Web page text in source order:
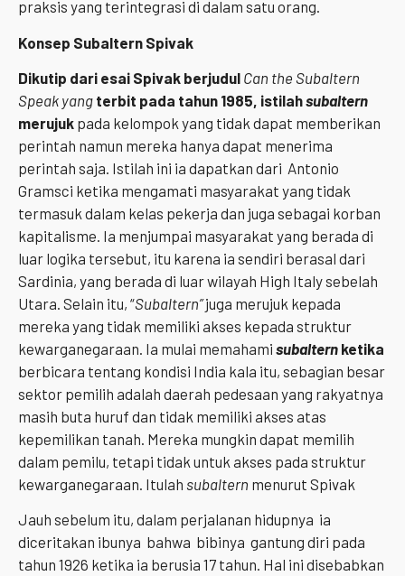
praksis yang terintegrasi di dalam satu orang.
Konsep Subaltern Spivak
Dikutip dari esai Spivak berjudul Can the Subaltern
Speak yang terbit pada tahun 1985, istilahsubaltern
merujuk pada kelompok yang tidak dapat memberikan
perintah namun mereka hanya dapat menerima
perintah saja. Istilah ini ia dapatkan dari Antonio
Gramsci ketika mengamati masyarakat yang tidak
termasuk dalam kelas pekerja dan juga sebagai korban
kapitalisme. Ia menjumpai masyarakat yang berada di
luar logika tersebut, itu karena ia sendiri berasal dari
Sardinia, yang berada di luar wilayah High Italy sebelah
Utara. Selain itu, “Subaltern”juga merujuk kepada
mereka yang tidak memiliki akses kepada struktur
kewarganegaraan. Ia mulai memahami subaltern ketika
berbicara tentang kondisi India kala itu, sebagian besar
sektor pemilih adalah daerah pedesaan yang rakyatnya
masih buta huruf dan tidak memiliki akses atas
kepemilikan tanah. Mereka mungkin dapat memilih
dalam pemilu, tetapi tidak untuk akses pada struktur
kewarganegaraan. Itulah subaltern menurut Spivak
Jauh sebelum itu, dalam perjalanan hidupnya ia
diceritakan ibunya bahwa bibinya gantung diri pada
tahun 1926 ketika ia berusia 17 tahun. Hal ini disebabkan